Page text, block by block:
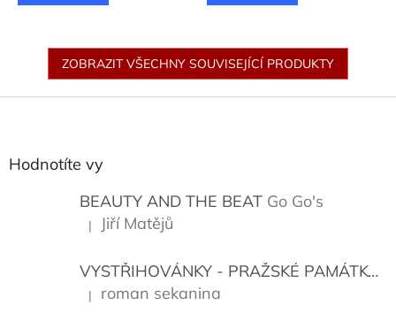
ZOBRAZIT VŠECHNY SOUVISEJÍCÍ PRODUKTY
Hodnotíte vy
BEAUTY AND THE BEAT Go Go's
Hodnocení produktu je 5 z 5 hvězdiček.
| Jiří Matějů
VYSTŘIHOVÁNKY - PRAŽSKÉ PAMÁTKY
Hodnocení produktu je 5 z 5 hvězdiček.
| roman sekanina